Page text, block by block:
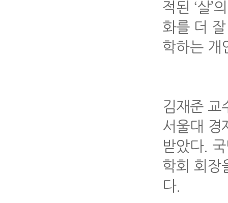
적된 ‘살’
화를 더
학하는 개
김재준
서울대 경
받았다.
학회 회장
다.